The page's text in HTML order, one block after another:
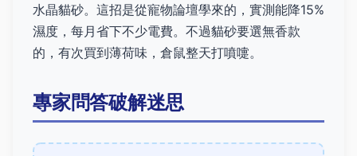
水晶貓砂。這招是從寵物論壇學來的，實測能降15%
濕度，每月省下不少電費。不過貓砂要選無香款
的，有次買到薄荷味，倉鼠整天打噴嚏。
專家問答破解迷思